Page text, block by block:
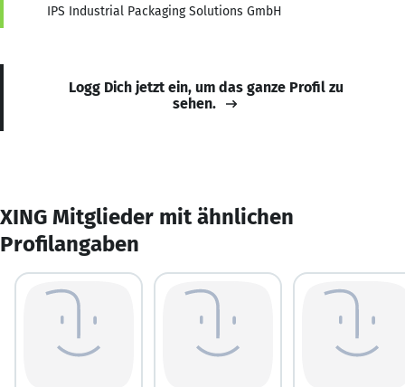
IPS Industrial Packaging Solutions GmbH
Logg Dich jetzt ein, um das ganze Profil zu
sehen.
XING Mitglieder mit ähnlichen
Profilangaben